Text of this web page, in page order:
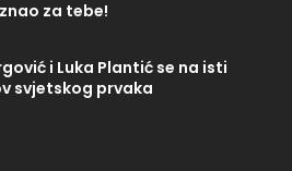
za tebe!
i Luka Plantić se na isti
svjetskog prvaka